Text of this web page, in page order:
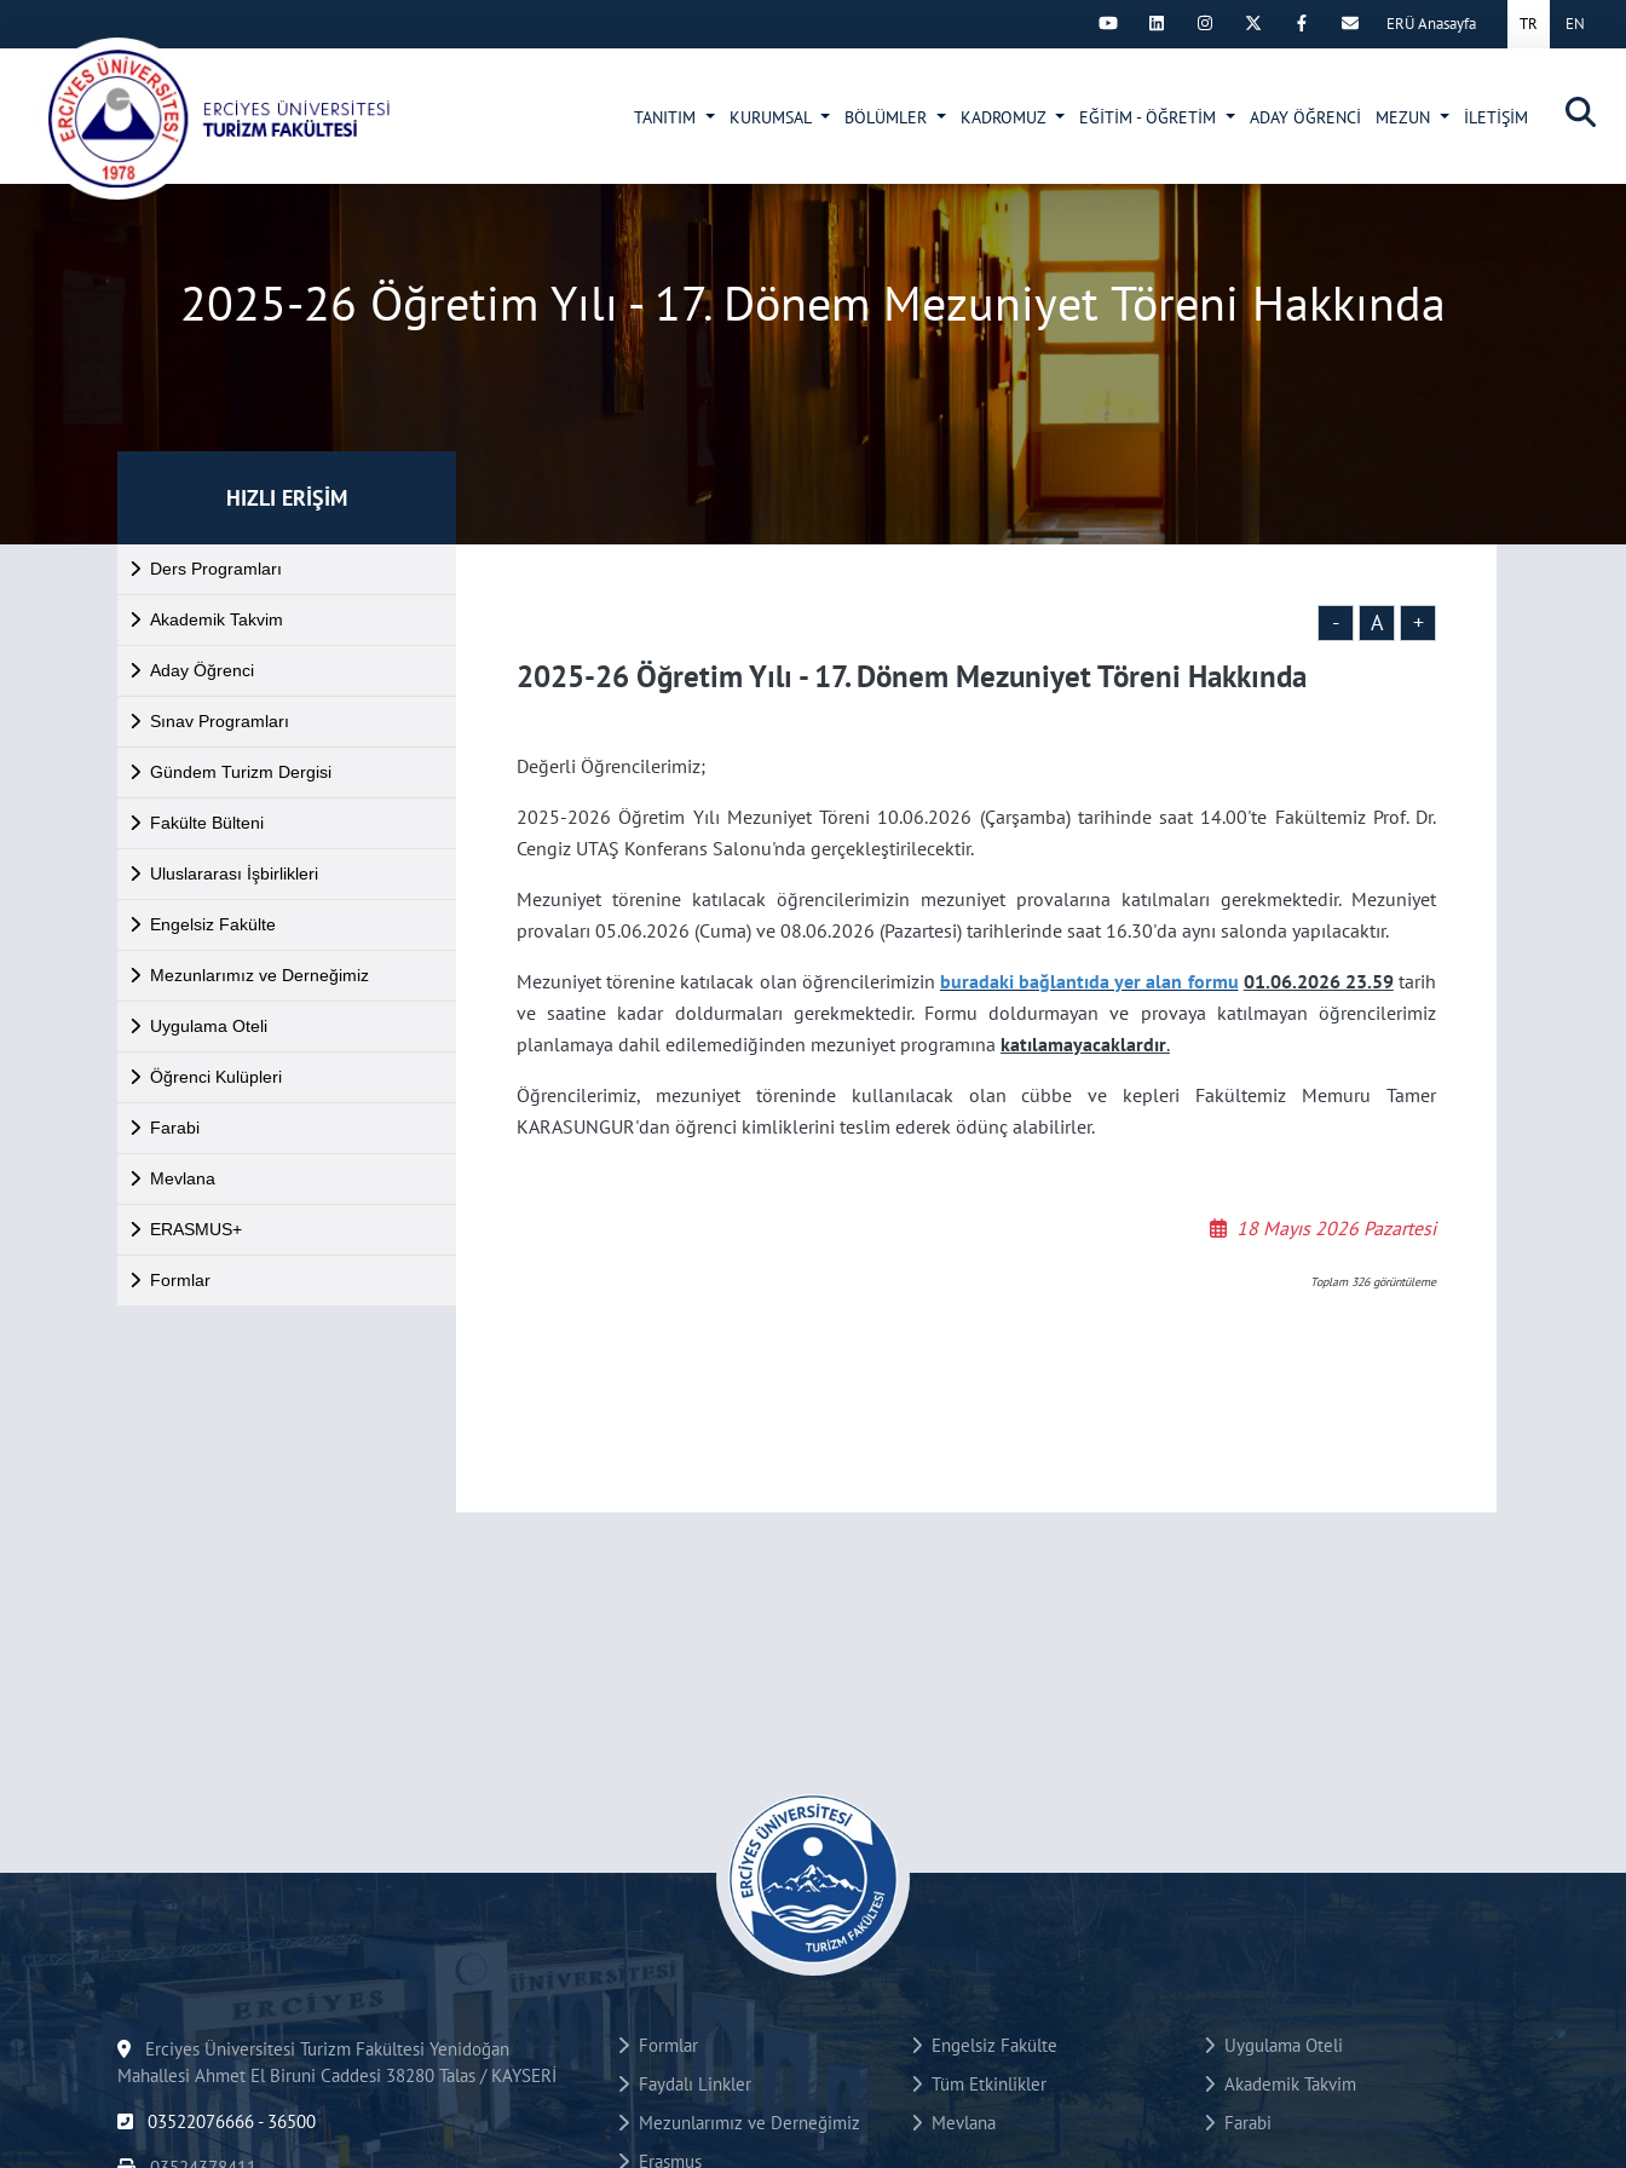
×
TR EN
ERÜ Anasayfa
TANITIM KURUMSAL BÖLÜMLER KADROMUZ EĞİTİM - ÖĞRETİM ADAY ÖĞRENCİ MEZUN İLETİŞİM
2025-26 Öğretim Yılı - 17. Dönem Mezuniyet Töreni Hakkında
HIZLI ERİŞİM
Ders Programları
Akademik Takvim
Aday Öğrenci
Sınav Programları
Gündem Turizm Dergisi
Fakülte Bülteni
Uluslararası İşbirlikleri
Engelsiz Fakülte
Mezunlarımız ve Derneğimiz
Uygulama Oteli
Öğrenci Kulüpleri
Farabi
Mevlana
ERASMUS+
Formlar
- A +
2025-26 Öğretim Yılı - 17. Dönem Mezuniyet Töreni Hakkında
Değerli Öğrencilerimiz;
2025-2026 Öğretim Yılı Mezuniyet Töreni 10.06.2026 (Çarşamba) tarihinde saat 14.00'te Fakültemiz Prof. Dr.
Cengiz UTAŞ Konferans Salonu'nda gerçekleştirilecektir.
Mezuniyet törenine katılacak öğrencilerimizin mezuniyet provalarına katılmaları gerekmektedir. Mezuniyet
provaları 05.06.2026 (Cuma) ve 08.06.2026 (Pazartesi) tarihlerinde saat 16.30'da aynı salonda yapılacaktır.
Mezuniyet törenine katılacak olan öğrencilerimizin buradaki bağlantıda yer alan formu 01.06.2026 23.59tarih
ve saatine kadar doldurmaları gerekmektedir. Formu doldurmayan ve provaya katılmayan öğrencilerimiz
planlamaya dahil edilemediğinden mezuniyet programına katılamayacaklardır.
Öğrencilerimiz, mezuniyet töreninde kullanılacak olan cübbe ve kepleri Fakültemiz Memuru Tamer
KARASUNGUR'dan öğrenci kimliklerini teslim ederek ödünç alabilirler.
18 Mayıs 2026 Pazartesi
Toplam 326görüntüleme
Erciyes Üniversitesi Turizm Fakültesi Yenidoğan
Mahallesi Ahmet El Biruni Caddesi 38280 Talas / KAYSERİ
03522076666 - 36500
Formlar Engelsiz Fakülte
Uygulama Oteli
Faydalı Linkler
Tüm Etkinlikler
Akademik Takvim
Mezunlarımız ve Derneğimiz
Mevlana
Farabi
Erasmus